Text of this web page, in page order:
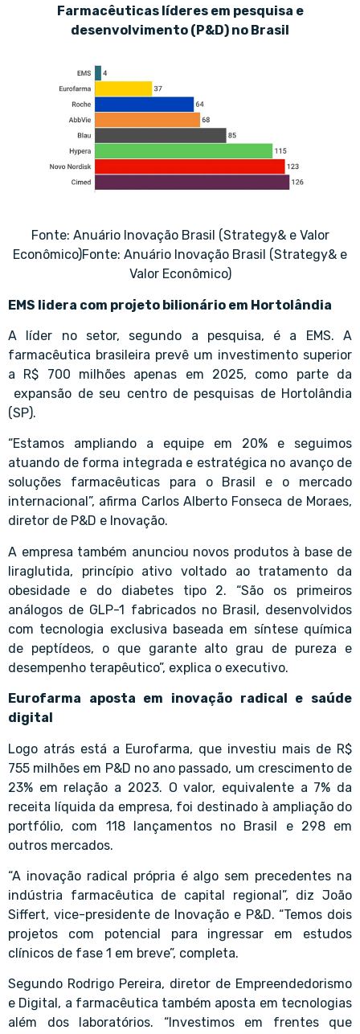
Farmacêuticas líderes em pesquisa e
desenvolvimento (P&D) no Brasil
Fonte: Anuário Inovação Brasil (Strategy& e Valor
Econômico)Fonte: Anuário Inovação Brasil (Strategy& e
Valor Econômico)
EMS lidera com projeto bilionário em Hortolândia
A líder no setor, segundo a pesquisa, é a EMS. A
farmacêutica brasileira prevê um investimento superior
a R$ 700 milhões apenas em 2025, como parte da
expansão de seu centro de pesquisas de Hortolândia
(SP).
“Estamos ampliando a equipe em 20% e seguimos
atuando de forma integrada e estratégica no avanço de
soluções farmacêuticas para o Brasil e o mercado
internacional”, afirma Carlos Alberto Fonseca de Moraes,
diretor de P&D e Inovação.
A empresa também anunciou novos produtos à base de
liraglutida, princípio ativo voltado ao tratamento da
obesidade e do diabetes tipo 2. “São os primeiros
análogos de GLP-1 fabricados no Brasil, desenvolvidos
com tecnologia exclusiva baseada em síntese química
de peptídeos, o que garante alto grau de pureza e
desempenho terapêutico”, explica o executivo.
Eurofarma aposta em inovação radical e saúde
digital
Logo atrás está a Eurofarma, que investiu mais de R$
755 milhões em P&D no ano passado, um crescimento de
23% em relação a 2023. O valor, equivalente a 7% da
receita líquida da empresa, foi destinado à ampliação do
portfólio, com 118 lançamentos no Brasil e 298 em
outros mercados.
“A inovação radical própria é algo sem precedentes na
indústria farmacêutica de capital regional”, diz João
Siffert, vice-presidente de Inovação e P&D. “Temos dois
projetos com potencial para ingressar em estudos
clínicos de fase 1 em breve”, completa.
Segundo Rodrigo Pereira, diretor de Empreendedorismo
e Digital, a farmacêutica também aposta em tecnologias
além dos laboratórios. “Investimos em frentes que